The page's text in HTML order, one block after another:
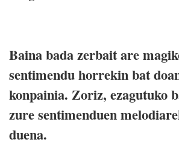
Baina bada zerbait are
sentimendu horrekin bat
konpainia. Zoriz, ezagutuko
zure sentimenduen
duena.